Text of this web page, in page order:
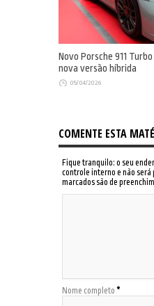
Novo Porsche 911
nova versão híbrida
05/04/2026
COMENTE ESTA
Fique tranquilo: o seu
controle interno e não será
marcados são de
Nome completo *